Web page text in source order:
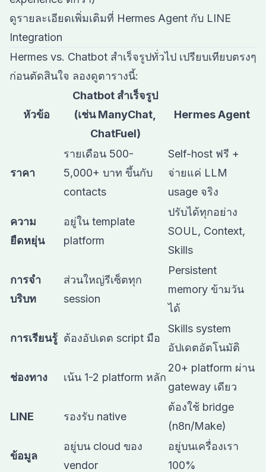
ดูรายละเอียดเพิ่มเติมที่ Hermes Agent กับ LINE
Integration
Hermes vs. Chatbot สำเร็จรูปทั่วไป เปรียบเทียบตรงๆ
ก่อนตัดสินใจ ลองดูตารางนี้:
หัวข้อ
Chatbot สำเร็จรูป
(เช่น ManyChat,
ChatFuel)
Hermes Agent
ราคา
รายเดือน 500-
5,000+ บาท ขึ้นกับ
contacts
Self-host ฟรี +
จ่ายแค่ LLM
usage จริง
ความ
ยืดหยุ่น
อยู่ใน template
platform
ปรับได้ทุกอย่าง
SOUL, Context,
Skills
การจำ
บริบท
ส่วนใหญ่รีเซ็ตทุก
session
Persistent
memory ข้ามวัน
ได้
การเรียนรู้ ต้องอัปเดต script มือ
Skills system
อัปเดตอัตโนมัติ
ช่องทาง เน้น 1-2 platform หลัก
20+ platform ผ่าน
gateway เดียว
LINE รองรับ native
ต้องใช้ bridge
(n8n/Make)
ข้อมูล
อยู่บน cloud ของ
vendor
อยู่บนเครื่องเรา
100%